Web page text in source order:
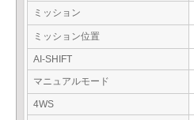
ミッション
ミッション位置
AI-SHIFT
マニュアルモード
4WS